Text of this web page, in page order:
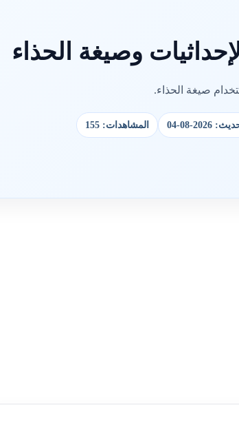
وصيغة الحذاء
صيغة الحذاء.
2026-08-04 المشاهدات: 155